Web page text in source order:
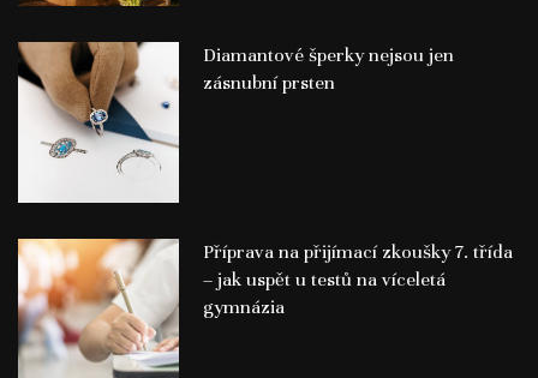
Diamantové šperky nejsou jen
zásnubní prsten
Příprava na přijímací zkoušky 7. třída
– jak uspět u testů na víceletá
gymnázia